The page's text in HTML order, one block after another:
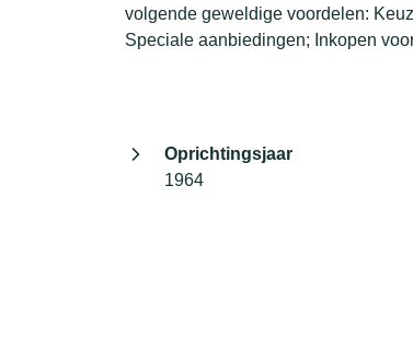
volgende geweldige voordelen:
Speciale aanbiedingen; Inkopen
Oprichtingsjaar
1964